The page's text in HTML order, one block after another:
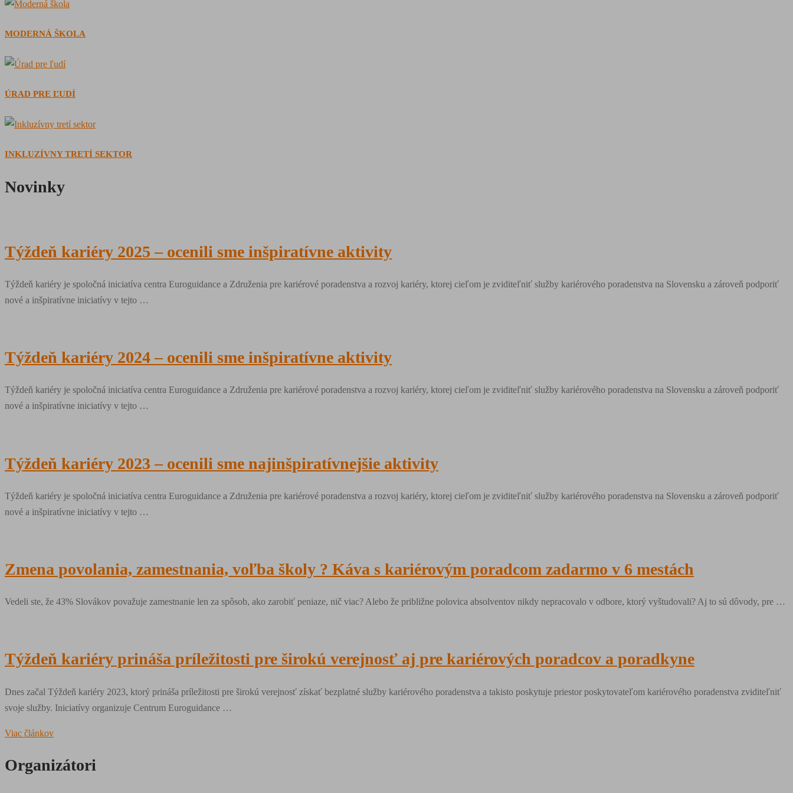
MODERNÁ ŠKOLA
ÚRAD PRE ĽUDÍ
INKLUZÍVNY TRETÍ SEKTOR
Novinky
Týždeň kariéry 2025 – ocenili sme inšpiratívne aktivity
Týždeň kariéry je spoločná iniciatíva centra Euroguidance a Združenia pre kariérové poradenstva a rozvoj kariéry, ktorej cieľom je zviditeľniť služby kariérového poradenstva na Slovensku a zároveň podporiť
nové a inšpiratívne iniciatívy v tejto …
Týždeň kariéry 2024 – ocenili sme inšpiratívne aktivity
Týždeň kariéry je spoločná iniciatíva centra Euroguidance a Združenia pre kariérové poradenstva a rozvoj kariéry, ktorej cieľom je zviditeľniť služby kariérového poradenstva na Slovensku a zároveň podporiť
nové a inšpiratívne iniciatívy v tejto …
Týždeň kariéry 2023 – ocenili sme najinšpiratívnejšie aktivity
Týždeň kariéry je spoločná iniciatíva centra Euroguidance a Združenia pre kariérové poradenstva a rozvoj kariéry, ktorej cieľom je zviditeľniť služby kariérového poradenstva na Slovensku a zároveň podporiť
nové a inšpiratívne iniciatívy v tejto …
Zmena povolania, zamestnania, voľba školy ? Káva s kariérovým poradcom zadarmo v 6 mestách
Vedeli ste, že 43% Slovákov považuje zamestnanie len za spôsob, ako zarobiť peniaze, nič viac? Alebo že približne polovica absolventov nikdy nepracovalo v odbore, ktorý vyštudovali? Aj to sú dôvody, pre …
Týždeň kariéry prináša príležitosti pre širokú verejnosť aj pre kariérových poradcov a poradkyne
Dnes začal Týždeň kariéry 2023, ktorý prináša príležitosti pre širokú verejnosť získať bezplatné služby kariérového poradenstva a takisto poskytuje priestor poskytovateľom kariérového poradenstva zviditeľniť
svoje služby. Iniciatívy organizuje Centrum Euroguidance …
Viac článkov
Organizátori